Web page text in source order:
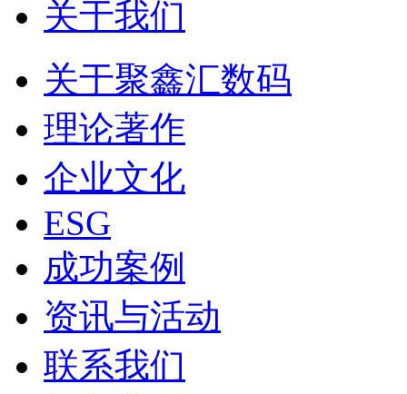
关于我们
关于聚鑫汇数码
理论著作
企业文化
ESG
成功案例
资讯与活动
联系我们